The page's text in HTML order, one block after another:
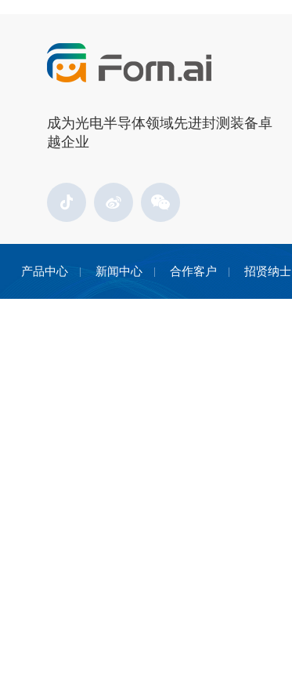
成为光电半导体领域先进封测装备卓
越企业
产品中心 新闻中心 合作客户 招贤纳士